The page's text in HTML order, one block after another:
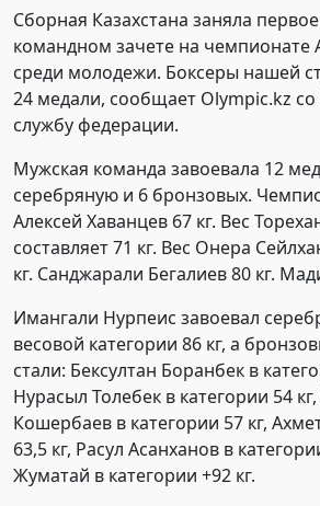
Сборная Казахстана заняла
командном зачете на чемпионате
среди молодежи. Боксеры нашей
24 медали, сообщает Olympic.kz со
службу федерации.
Мужская команда завоевала 12
серебряную и 6 бронзовых.
Алексей Хаванцев 67 кг. Вес
составляет 71 кг. Вес Онера
кг. Санджарали Бегалиев 80 кг.
Имангали Нурпеис завоевал
весовой категории 86 кг, а
стали: Бексултан Боранбек в
Нурасыл Толебек в категории 54
Кошербаев в категории 57 кг,
63,5 кг, Расул Асанханов в
Жуматай в категории +92 кг.